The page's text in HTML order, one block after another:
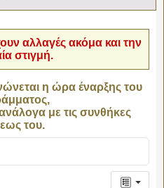
αλλαγές ακόμα και την
στιγμή.
η ώρα έναρξης του
με τις συνθήκες
του.